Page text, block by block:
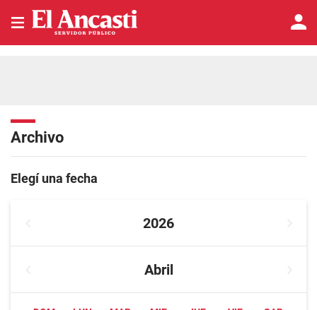
Archivo
Elegí una fecha
2026
Abril